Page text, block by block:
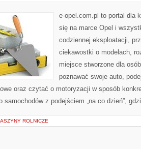
e-opel.com.pl to portal dla
się na marce Opel i
codziennej eksploatacji,
ciekawostki o modelach,
miejsce stworzone dla
poznawać swoje auto,
oraz czytać o motoryzacji w sposób
samochodów z podejściem „na co dzień”,
ROLNICZE